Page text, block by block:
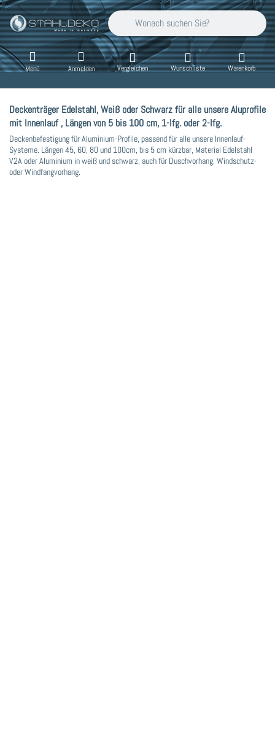
Geben Sie einen Suchbegriff ein. Während
Menü Anmelden Vergleichen Wunschliste Warenkorb
Deckenträger Edelstahl, Weiß oder Schwarz für alle unsere Aluprofile
mit Innenlauf , Längen von 5 bis 100 cm, 1-lfg. oder 2-lfg.
Deckenbefestigung für Aluminium-Profile, passend für alle unsere Innenlauf-
Systeme. Längen 45, 60, 80 und 100cm, bis 5 cm kürzbar, Material Edelstahl
V2A oder Aluminium in weiß und schwarz, auch für Duschvorhang, Windschutz-
oder Windfangvorhang.